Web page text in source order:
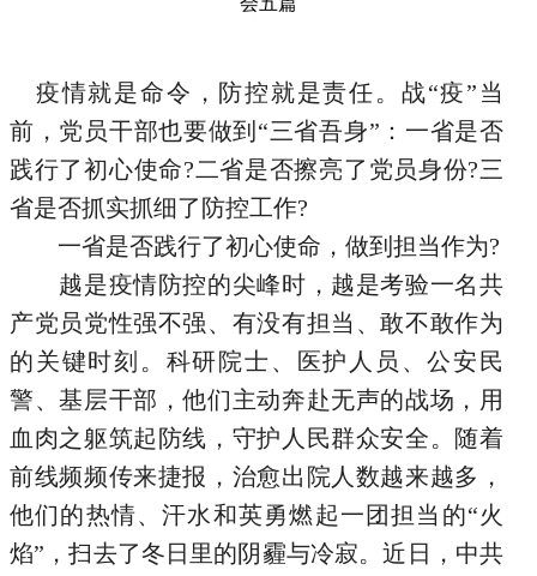
疫情就是命令，防控就是责任。战“疫”当
前，党员干部也要做到“三省吾身”：一省是否
践行了初心使命?二省是否擦亮了党员身份?三
省是否抓实抓细了防控工作?
一省是否践行了初心使命，做到担当作为?
越是疫情防控的尖峰时，越是考验一名共
产党员党性强不强、有没有担当、敢不敢作为
的关键时刻。科研院士、医护人员、公安民
警、基层干部，他们主动奔赴无声的战场，用
血肉之躯筑起防线，守护人民群众安全。随着
前线频频传来捷报，治愈出院人数越来越多，
他们的热情、汗水和英勇燃起一团担当的“火
焰”，扫去了冬日里的阴霾与冷寂。近日，中共